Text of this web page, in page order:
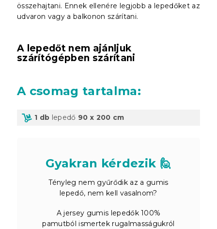
összehajtani. Ennek ellenére legjobb a lepedőket az
udvaron vagy a balkonon szárítani.
A lepedőt nem ajánljuk
szárítógépben szárítani
A csomag tartalma:
1 db lepedő 90 x 200 cm
Gyakran kérdezik 🙋
Tényleg nem gyűrődik az a gumis
lepedő, nem kell vasalnom?
A jersey gumis lepedők 100%
pamutból ismertek rugalmasságukról